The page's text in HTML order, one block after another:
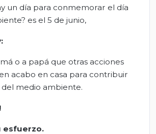
un día para conmemorar el día
es el 5 de junio,
o a papá que otras acciones
acabo en casa para contribuir
medio ambiente.
esfuerzo.